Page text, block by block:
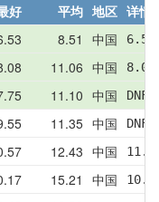
好 平均 地区 详情
8.51 中国
11.06 中国
11.10 中国
11.35 中国
12.43 中国
15.21 中国